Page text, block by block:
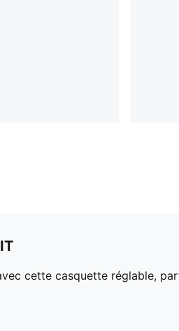
cette casquette réglable,